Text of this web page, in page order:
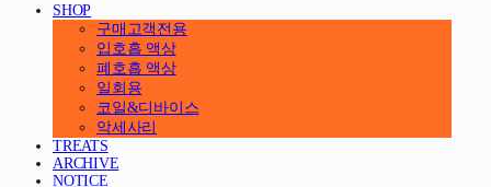
SHOP
구매고객전용
입호흡 액상
폐호흡 액상
일회용
코일&디바이스
악세사리
TREATS
ARCHIVE
NOTICE